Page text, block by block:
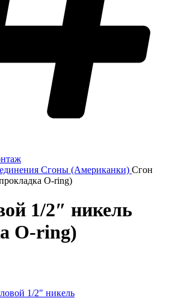
Сгоны (Американки) Сгон
O-ring)
1/2″ никель
O-ring)